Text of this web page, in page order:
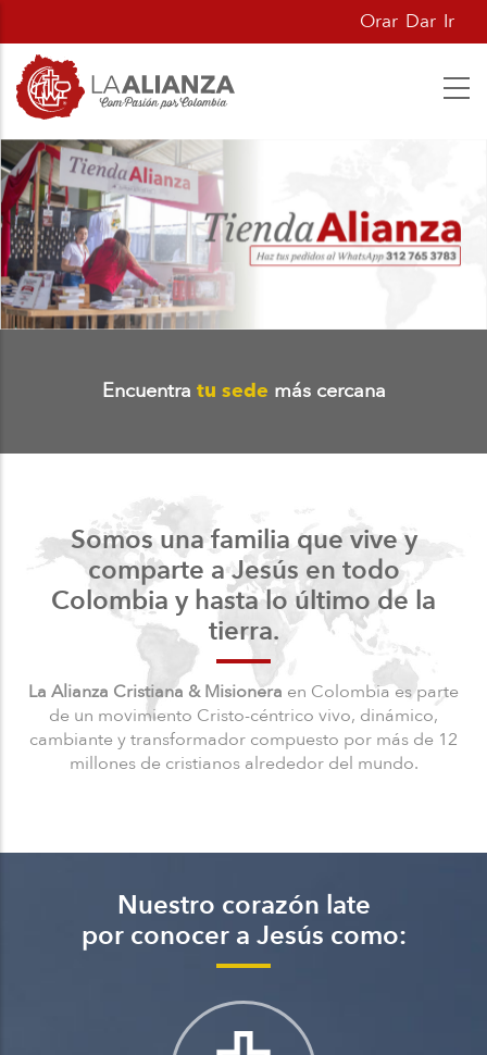
al
contenido
principal
Orar Dar Ir
Encuentra tu sede más cercana
Somos una familia que vive y
comparte a Jesús en todo
Colombia y hasta lo último de la
tierra.
La Alianza Cristiana & Misionera en Colombia es parte
de un movimiento Cristo-céntrico vivo, dinámico,
cambiante y transformador compuesto por más de 12
millones de cristianos alrededor del mundo.
Nuestro corazón late
por conocer a Jesús como: